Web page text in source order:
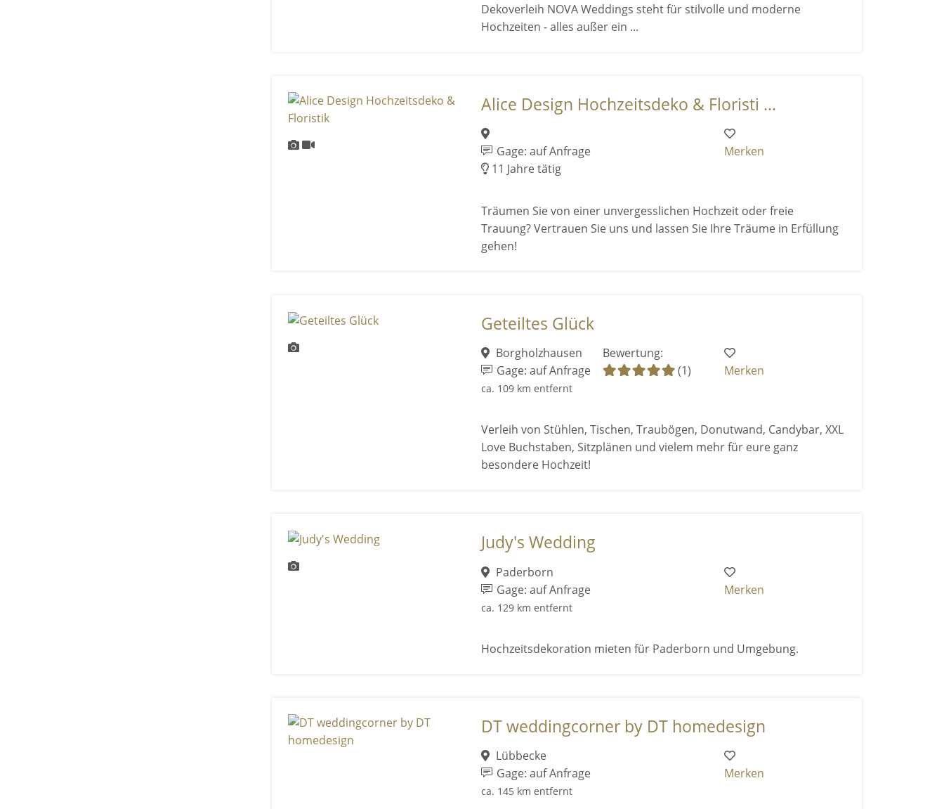
Dekoverleih NOVA Weddings steht für stilvolle und moderne
Hochzeiten - alles außer ein ...
Alice Design Hochzeitsdeko & Floristi ...
Gage: auf Anfrage
11 Jahre tätig
Merken
Träumen Sie von einer unvergesslichen Hochzeit oder freie
Trauung? Vertrauen Sie uns und lassen Sie Ihre Träume in Erfüllung
gehen!
Geteiltes Glück
Borgholzhausen
Gage: auf Anfrage
ca. 109 km entfernt
Bewertung:
(1)
Merken
Verleih von Stühlen, Tischen, Traubögen, Donutwand, Candybar, XXL
Love Buchstaben, Sitzplänen und vielem mehr für eure ganz
besondere Hochzeit!
Judy's Wedding
Paderborn
Gage: auf Anfrage
ca. 129 km entfernt
Merken
Hochzeitsdekoration mieten für Paderborn und Umgebung.
DT weddingcorner by DT homedesign
Lübbecke
Gage: auf Anfrage
ca. 145 km entfernt
Merken